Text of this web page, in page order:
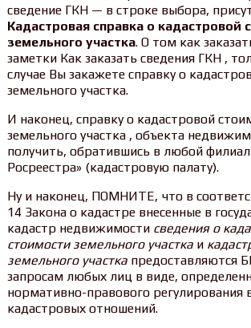
сведение ГКН — в строке выбора,
Кадастровая справка о кадастровой
земельного участка. О том как
заметки Как заказать сведения ГКН ,
случае Вы закажете справку о
земельного участка.
И наконец, справку о кадастровой
земельного участка , объекта
получить, обратившись в любой
Росреестра» (кадастровую палату).
Ну и наконец, ПОМНИТЕ, что в
14 Закона о кадастре внесенные в
кадастр недвижимости сведения о
стоимости земельного участкаи
земельного участкапредоставляются
запросам любых лиц в виде,
нормативно-правового регулирования
кадастровых отношений.